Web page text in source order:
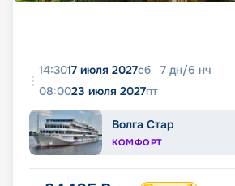
14:3017 июля 2027сб 7 дн/6 нч
08:0023 июля 2027пт
Волга Стар
КОМФОРТ